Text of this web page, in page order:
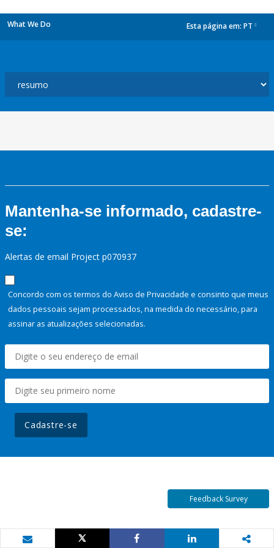
What We Do Esta página em: PT
Mantenha-se informado, cadastre-
se:
Alertas de email Project p070937
Concordo com os termos do Aviso de Privacidade e consinto que meus
dados pessoais sejam processados, na medida do necessário, para
assinar as atualizações selecionadas.
Cadastre-se
Feedback Survey